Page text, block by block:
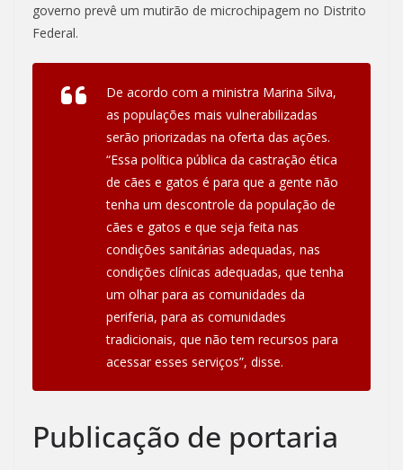
governo prevê um mutirão de microchipagem no Distrito
Federal.
De acordo com a ministra Marina Silva,
as populações mais vulnerabilizadas
serão priorizadas na oferta das ações.
“Essa política pública da castração ética
de cães e gatos é para que a gente não
tenha um descontrole da população de
cães e gatos e que seja feita nas
condições sanitárias adequadas, nas
condições clínicas adequadas, que tenha
um olhar para as comunidades da
periferia, para as comunidades
tradicionais, que não tem recursos para
acessar esses serviços”, disse.
Publicação de portaria